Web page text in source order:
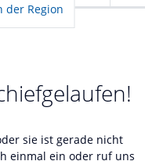
der Region
sie ist gerade nicht
einmal ein oder ruf uns